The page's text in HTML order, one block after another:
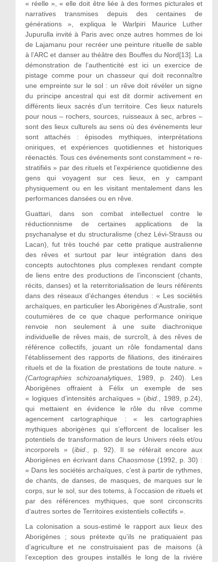
« réelle », « elle doit être liée à des formes picturales et
narratives transmises depuis des centaines de
générations », expliqua le Warlpiri Maurice Luther
Jupurulla invité à Paris avec onze autres hommes de loi
de Lajamanu pour recréer une peinture rituelle de sable
à l’ARC et danser au théâtre des Bouffes du Nord[13]. La
démonstration de l’authenticité est ici un exercice de
pistage comme pour un chasseur qui doit reconnaître
une empreinte sur le sol : un rêve doit révéler un signe
du principe ancestral qui est dit dormir activement en
différents lieux sacrés d’un territoire. Ces lieux naturels
pour nous – rochers, sources, ruisseaux à sec, arbres –
sont des lieux culturels au sens où des événements leur
sont attachés : épisodes mythiques, interprétations
oniriques, et expériences quotidiennes et historiques
réenactés. Tous ces événements sont constamment « re-
stratifiés » par des rituels et l’expérience quotidienne des
gens qui voyagent sur ces lieux, en y campant
physiquement ou en les visitant mentalement dans les
performances dansées ou en rêve.
Guattari, dans son combat intellectuel contre le
réductionnisme de certaines applications de la
psychanalyse et du structuralisme (chez Lévi-Strauss ou
Lacan), fut très touché par cette pratique australienne
des rêves et surtout par leur intégration dans des
concepts autochtones plus complexes rendant compte
de liens entre des productions de l’inconscient (chants,
récits, danses) et la reterritorialisation de leurs référents
dans des réseaux d’échanges étendus : « Les sociétés
archaïques, en particulier les Aborigènes d’Australie, sont
coutumières de ce que chaque performance onirique
renvoie non seulement à une suite diachronique
individuelle de rêves mais, de surcroît, à des rêves de
référence collectifs, jouant un rôle fondamental dans
l’établissement des rapports de filiations, des itinéraires
rituels et de la fixation de prestations de toute nature. »
(Cartographies schizoanalytiques, 1989, p. 240). Les
Aborigènes offraient à Félix un exemple de ses
« logiques d’intensités archaïques » (ibid ., 1989, p.24),
qui mettaient en évidence le rôle du rêve comme
agencement cartographique : « les cartographies
mythiques aborigènes qui s’efforcent de localiser les
potentiels de transformation de leurs Univers réels et/ou
incorporels » (ibid., p. 92). Il se référait encore aux
Aborigènes en écrivant dans Chaosmose(1992, p. 30) :
« Dans les sociétés archaïques, c’est à partir de rythmes,
de chants, de danses, de masques, de marques sur le
corps, sur le sol, sur des totems, à l’occasion de rituels et
par des références mythiques, que sont circonscrits
d‘autres sortes de Territoires existentiels collectifs ».
La colonisation a sous-estimé le rapport aux lieux des
Aborigènes ; sous prétexte qu’ils ne pratiquaient pas
d’agriculture et ne construisaient pas de maisons (à
l’exception des groupes installés le long de la rivière